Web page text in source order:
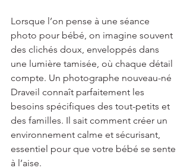
Lorsque l’on pense à une séance
photo pour bébé, on imagine souvent
des clichés doux, enveloppés dans
une lumière tamisée, où chaque détail
compte. Un photographe nouveau-né
Draveil connaît parfaitement les
besoins spécifiques des tout-petits et
des familles. Il sait comment créer un
environnement calme et sécurisant,
essentiel pour que votre bébé se sente
à l’aise.